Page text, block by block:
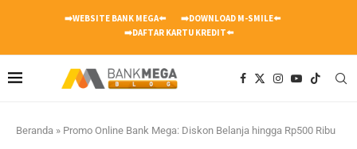
➡️WEBSITE BANK MEGA⬅️
➡️DOWNLOAD M-SMILE⬅️
➡️DAFTAR KARTU KREDIT⬅️
Beranda » Promo Online Bank Mega: Diskon Belanja hingga Rp500 Ribu